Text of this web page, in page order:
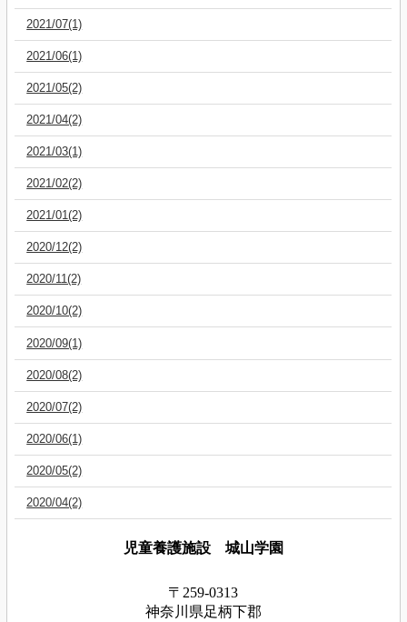
2021/07(1)
2021/06(1)
2021/05(2)
2021/04(2)
2021/03(1)
2021/02(2)
2021/01(2)
2020/12(2)
2020/11(2)
2020/10(2)
2020/09(1)
2020/08(2)
2020/07(2)
2020/06(1)
2020/05(2)
2020/04(2)
児童養護施設 城山学園
〒259-0313
神奈川県足柄下郡